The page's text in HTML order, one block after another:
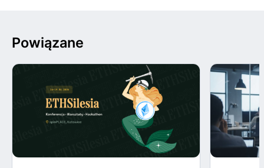
Powiązane